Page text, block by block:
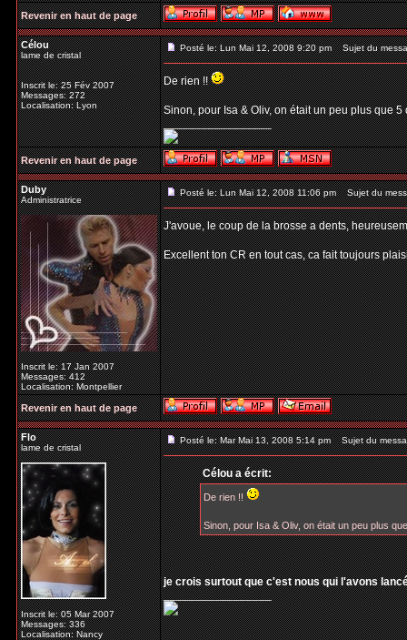
Revenir en haut de page
Célou
lame de cristal
Inscrit le: 25 Fév 2007
Messages: 272
Localisation: Lyon
Posté le: Lun Mai 12, 2008 9:20 pm Sujet du
De rien !!
Sinon, pour Isa & Oliv, on était un peu plus que
_________________
Revenir en haut de page
Duby
Administratrice
Inscrit le: 17 Jan 2007
Messages: 412
Localisation: Montpellier
Posté le: Lun Mai 12, 2008 11:06 pm Sujet du
J'avoue, le coup de la brosse a dents,
Excellent ton CR en tout cas, ca fait toujours
Revenir en haut de page
Flo
lame de cristal
Inscrit le: 05 Mar 2007
Messages: 336
Localisation: Nancy
Posté le: Mar Mai 13, 2008 5:14 pm Sujet du
Célou a écrit:
De rien !!
Sinon, pour Isa & Oliv, on était un peu plus
je crois surtout que c'est nous qui l'avons
_________________